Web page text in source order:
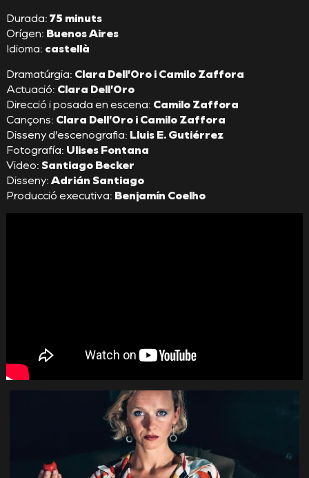
Durada:75 minuts
Orígen: Buenos Aires
Idioma: castellà
Dramatúrgia: Clara Dell’Oro i Camilo Zaffora
Actuació: Clara Dell’Oro
Direcció i posada en escena: Camilo Zaffora
Cançons: Clara Dell’Oro i Camilo Zaffora
Disseny d’escenografia: Lluis E. Gutiérrez
Fotografía: Ulises Fontana
Video: Santiago Becker
Disseny: Adrián Santiago
Producció executiva: Benjamín Coelho